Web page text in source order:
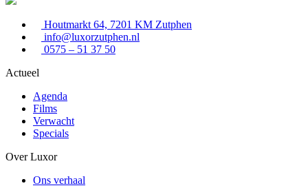
Houtmarkt 64, 7201 KM Zutphen
info@luxorzutphen.nl
0575 – 51 37 50
Actueel
Agenda
Films
Verwacht
Specials
Over Luxor
Ons verhaal